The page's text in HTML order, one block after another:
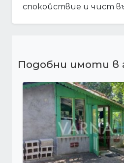
спокойствие и чист
Подобни имоти в